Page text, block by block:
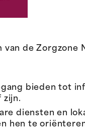
de Zorgzone
bieden tot
zijn.
diensten en
hen te